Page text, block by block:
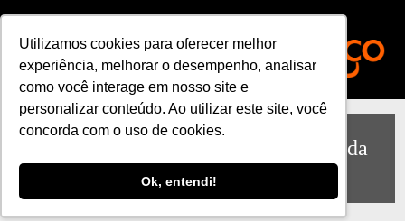
Utilizamos cookies para oferecer melhor
experiência, melhorar o desempenho, analisar
como você interage em nosso site e
personalizar conteúdo. Ao utilizar este site, você
concorda com o uso de cookies.
Ok, entendi!
Toalheiro Inox com Lixeira Integrada
Embutir INSIDE- 71.368